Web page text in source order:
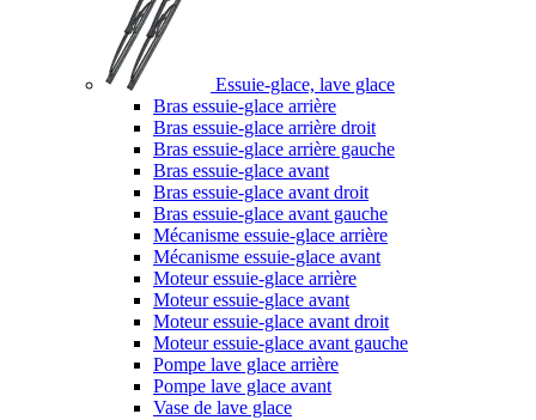
Essuie-glace, lave glace
Bras essuie-glace arrière
Bras essuie-glace arrière droit
Bras essuie-glace arrière gauche
Bras essuie-glace avant
Bras essuie-glace avant droit
Bras essuie-glace avant gauche
Mécanisme essuie-glace arrière
Mécanisme essuie-glace avant
Moteur essuie-glace arrière
Moteur essuie-glace avant
Moteur essuie-glace avant droit
Moteur essuie-glace avant gauche
Pompe lave glace arrière
Pompe lave glace avant
Vase de lave glace